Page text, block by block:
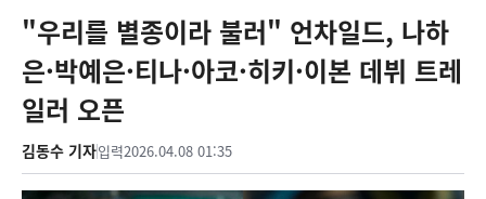
"우리를 별종이라 불러" 언차일드, 나하
은·박예은·티나·아코·히키·이본 데뷔 트레
일러 오픈
김동수 기자입력2026.04.08 01:35